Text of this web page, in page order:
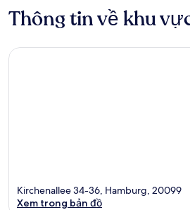
Thông tin về khu
Kirchenallee 34-36, Hamburg, 20099
Xem trong bản đồ